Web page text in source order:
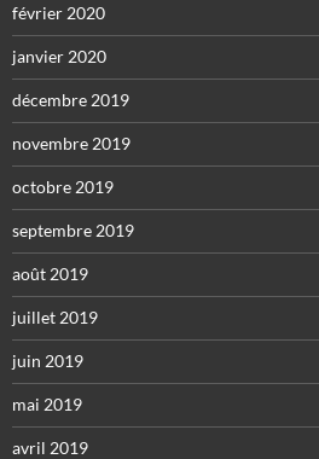
février 2020
janvier 2020
décembre 2019
novembre 2019
octobre 2019
septembre 2019
août 2019
juillet 2019
juin 2019
mai 2019
avril 2019